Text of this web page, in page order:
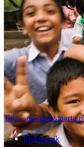
Tips – använd smarta
Elektronik